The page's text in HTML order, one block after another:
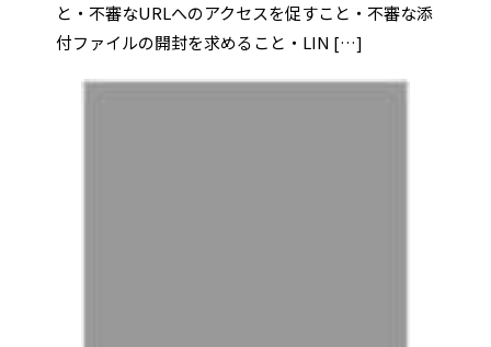
と・不審なURLへのアクセスを促すこと・不審な添
付ファイルの開封を求めること・LIN […]